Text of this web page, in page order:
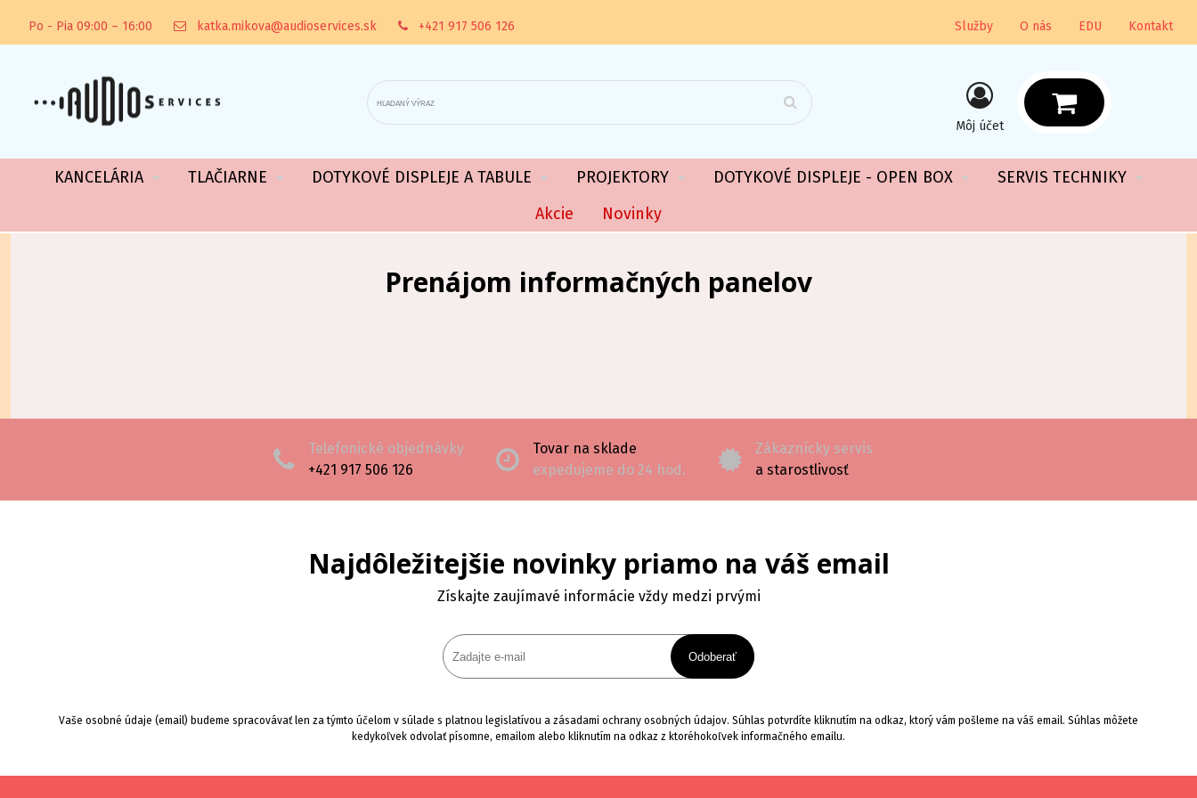
Po - Pia 09:00 – 16:00 katka.mikova@audioservices.sk +421 917 506 126 Služby O nás EDU Kontakt
Môj účet
KANCELÁRIA TLAČIARNE DOTYKOVÉ DISPLEJE A TABULE PROJEKTORY DOTYKOVÉ DISPLEJE - OPEN BOX
SERVIS TECHNIKY
Akcie
Novinky
Prenájom informačných panelov
Telefonické objednávky
+421 917 506 126
Tovar na sklade
expedujeme do 24 hod.
Zákaznícky servis
a starostlivosť
Najdôležitejšie novinky priamo na váš email
Získajte zaujímavé informácie vždy medzi prvými
Odoberať
Vaše osobné údaje (email) budeme spracovávať len za týmto účelom v súlade s platnou legislatívou a zásadami ochrany osobných údajov. Súhlas potvrdíte kliknutím na odkaz, ktorý vám pošleme na váš email. Súhlas môžete
kedykoľvek odvolať písomne, emailom alebo kliknutím na odkaz z ktoréhokoľvek informačného emailu.